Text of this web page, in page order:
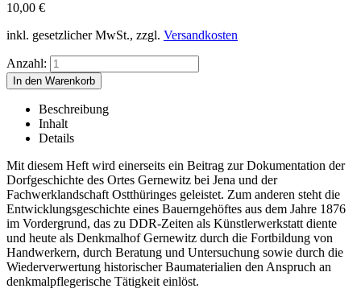
10,00 €
inkl. gesetzlicher MwSt., zzgl. Versandkosten
Anzahl:
Beschreibung
Inhalt
Details
Mit diesem Heft wird einerseits ein Beitrag zur Dokumentation der
Dorfgeschichte des Ortes Gernewitz bei Jena und der
Fachwerklandschaft Ostthüringes geleistet. Zum anderen steht die
Entwicklungsgeschichte eines Bauerngehöftes aus dem Jahre 1876
im Vordergrund, das zu DDR-Zeiten als Künstlerwerkstatt diente
und heute als Denkmalhof Gernewitz durch die Fortbildung von
Handwerkern, durch Beratung und Untersuchung sowie durch die
Wiederverwertung historischer Baumaterialien den Anspruch an
denkmalpflegerische Tätigkeit einlöst.